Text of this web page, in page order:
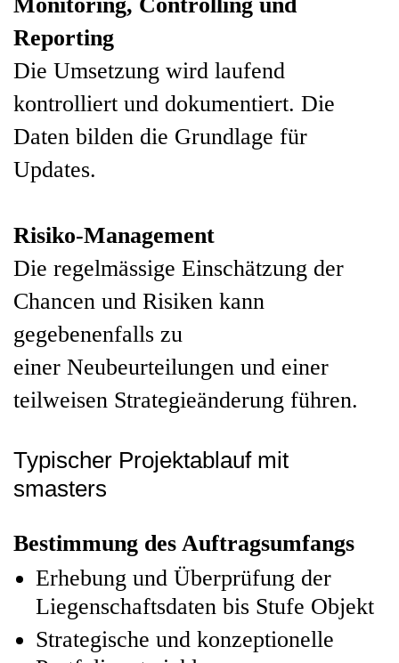
Reporting
Die Umsetzung wird laufend
kontrolliert und dokumentiert. Die
Daten bilden die Grundlage für
Updates.
Risiko-Management
Die regelmässige Einschätzung der
Chancen und Risiken kann
gegebenenfalls zu
einer Neubeurteilungen und einer
teilweisen Strategieänderung führen.
Typischer Projektablauf mit
smasters
Bestimmung des Auftragsumfangs
Erhebung und Überprüfung der
Liegenschaftsdaten bis Stufe Objekt
Strategische und konzeptionelle